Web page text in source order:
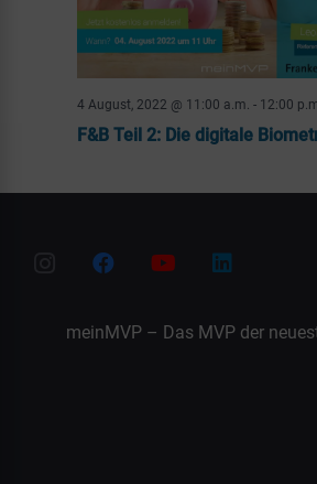
4 August, 2022 @ 11:00 a.m. - 12:00
F&B Teil 2: Die digitale
meinMVP – Das MVP der